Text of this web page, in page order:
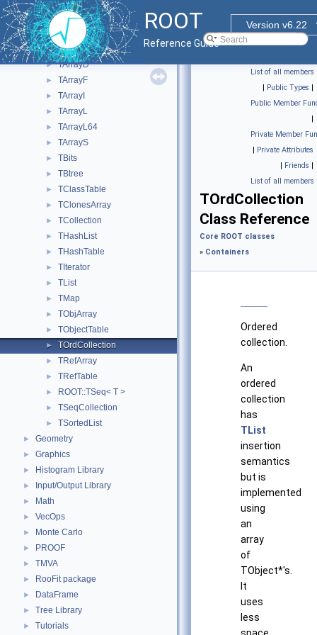
ROOT
Version v6.22
Reference Guide
► Base ROOT classes
▼ Containers
► TArray
► TArrayC
► TArrayD
► TArrayF
► TArrayI
► TArrayL
► TArrayL64
► TArrayS
► TBits
► TBtree
► TClassTable
► TClonesArray
► TCollection
► THashList
► THashTable
► TIterator
► TList
► TMap
► TObjArray
► TObjectTable
► TOrdCollection
► TRefArray
► TRefTable
► ROOT::TSeq< T >
► TSeqCollection
► TSortedList
► Geometry
► Graphics
► Histogram Library
► Input/Output Library
► Math
► VecOps
► Monte Carlo
► PROOF
► TMVA
► RooFit package
► DataFrame
► Tree Library
► Tutorials
List of all members
| Public Types |
Public Member
|
Private Member
| Private Attributes
| Friends |
List of all members
TOrdCollection
Class Reference
Core ROOT classes
» Containers
Ordered
collection.
An
ordered
collection
has
TList
insertion
semantics
but is
implemented
using
an
array
of
TObject*'s.
It
uses
less